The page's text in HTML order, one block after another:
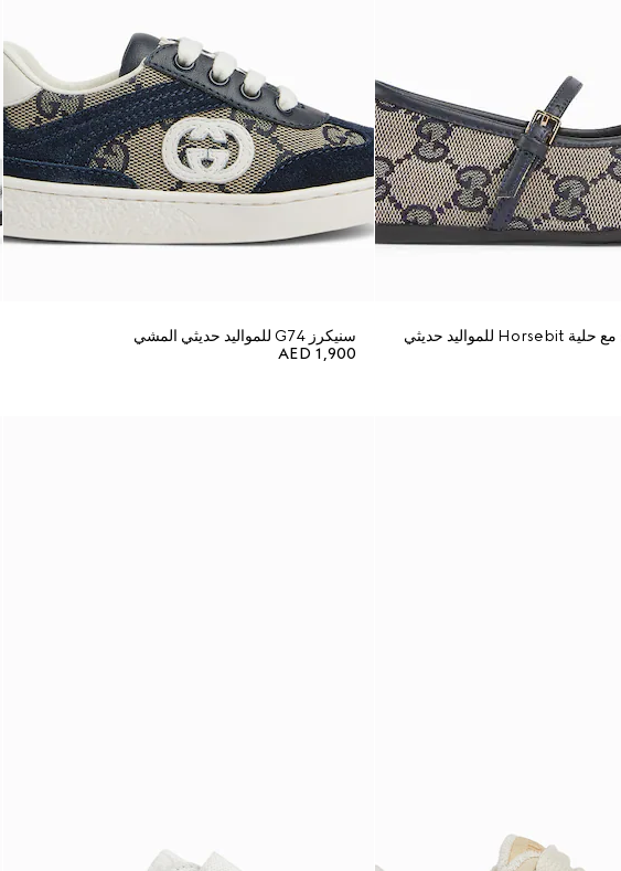
حذاء باليه مسطّح مع حلية Horsebit للمواليد حديثي
سنيكرز G74 للمواليد حديثي المشي
AED 1,900